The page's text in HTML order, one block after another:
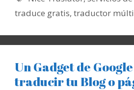
traduce gratis, traductor
Un Gadget de
traducir tu Blog o